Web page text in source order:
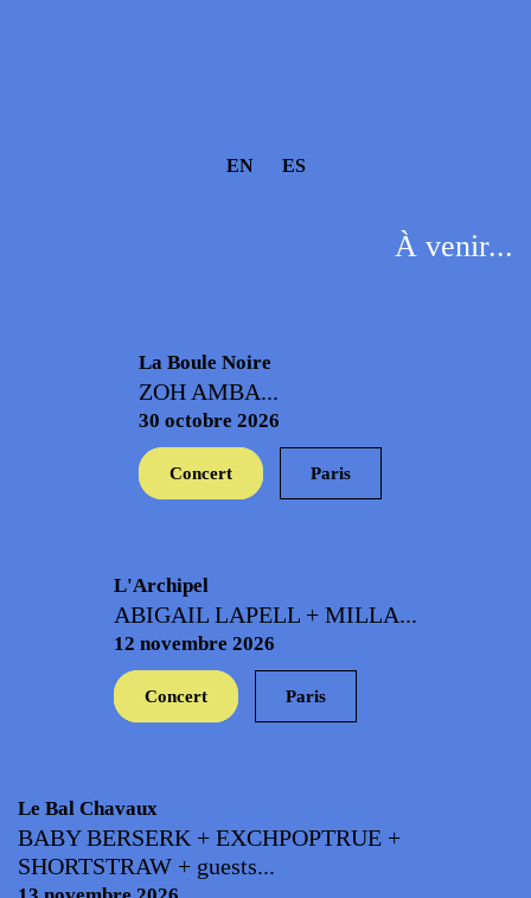
EN ES
À venir...
La Boule Noire
ZOH AMBA...
30 octobre 2026
Concert Paris
L'Archipel
ABIGAIL LAPELL + MILLA...
12 novembre 2026
Concert Paris
Le Bal Chavaux
BABY BERSERK + EXCHPOPTRUE +
SHORTSTRAW + guests...